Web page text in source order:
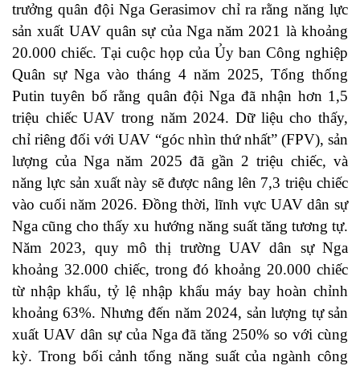
trưởng quân đội Nga Gerasimov chỉ ra rằng năng lực
sản xuất UAV quân sự của Nga năm 2021 là khoảng
20.000 chiếc. Tại cuộc họp của Ủy ban Công nghiệp
Quân sự Nga vào tháng 4 năm 2025, Tổng thống
Putin tuyên bố rằng quân đội Nga đã nhận hơn 1,5
triệu chiếc UAV trong năm 2024. Dữ liệu cho thấy,
chỉ riêng đối với UAV “góc nhìn thứ nhất” (FPV), sản
lượng của Nga năm 2025 đã gần 2 triệu chiếc, và
năng lực sản xuất này sẽ được nâng lên 7,3 triệu chiếc
vào cuối năm 2026. Đồng thời, lĩnh vực UAV dân sự
Nga cũng cho thấy xu hướng năng suất tăng tương tự.
Năm 2023, quy mô thị trường UAV dân sự Nga
khoảng 32.000 chiếc, trong đó khoảng 20.000 chiếc
từ nhập khẩu, tỷ lệ nhập khẩu máy bay hoàn chỉnh
khoảng 63%. Nhưng đến năm 2024, sản lượng tự sản
xuất UAV dân sự của Nga đã tăng 250% so với cùng
kỳ. Trong bối cảnh tổng năng suất của ngành công